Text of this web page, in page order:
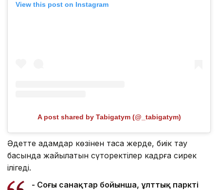
View this post on Instagram
A post shared by Tabigatym (@_tabigatym)
Әдетте адамдар көзінен таса жерде, биік тау
басында жайылатын сүтқоректілер кадрға сирек
ілігеді.
- Соңғы санақтар бойынша, ұлттық парктің